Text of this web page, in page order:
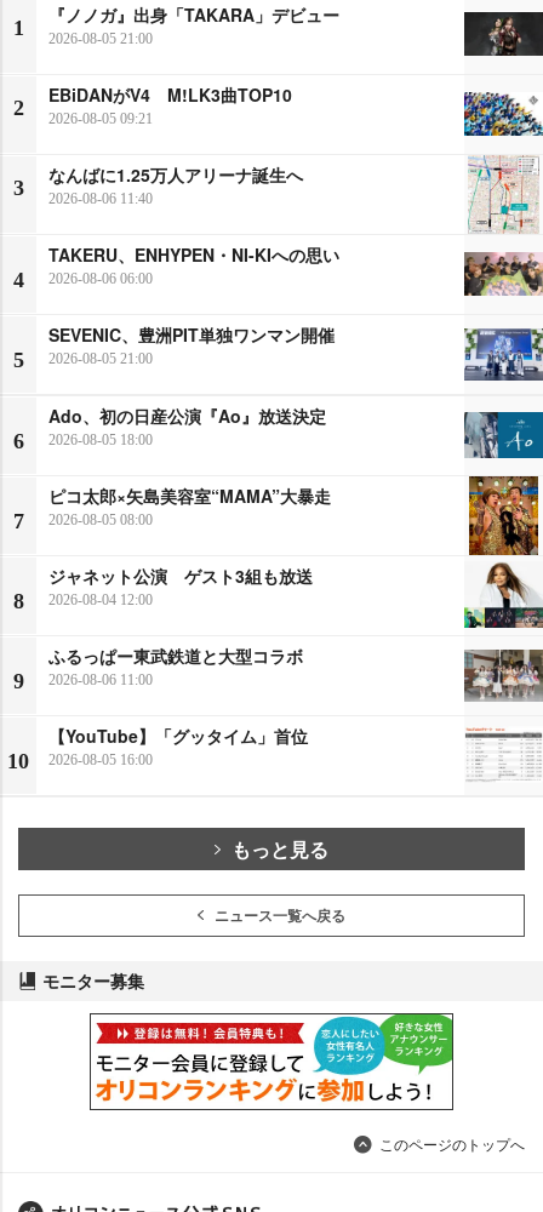
1
『ノノガ』出身「TAKARA」デビュー
2026-08-05 21:00
2
EBiDANがV4 M!LK3曲TOP10
2026-08-05 09:21
3
なんばに1.25万人アリーナ誕生へ
2026-08-06 11:40
4
TAKERU、ENHYPEN・NI-KIへの思い
2026-08-06 06:00
5
SEVENIC、豊洲PIT単独ワンマン開催
2026-08-05 21:00
6
Ado、初の日産公演『Ao』放送決定
2026-08-05 18:00
7
ピコ太郎×矢島美容室“MAMA”大暴走
2026-08-05 08:00
8
ジャネット公演 ゲスト3組も放送
2026-08-04 12:00
9
ふるっぱー東武鉄道と大型コラボ
2026-08-06 11:00
10
【YouTube】「グッタイム」首位
2026-08-05 16:00
もっと見る
ニュース一覧へ戻る
モニター募集
このページのトップへ